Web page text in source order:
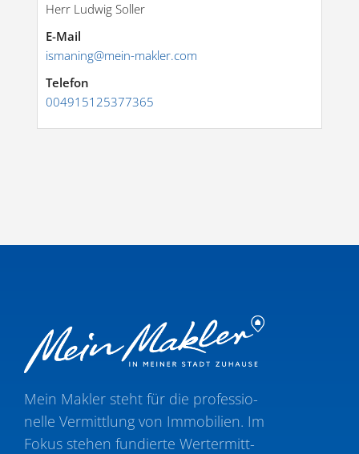
Herr Ludwig Soller
E-Mail
ismaning@mein-makler.com
Telefon
004915125377365
Mein Makler steht für die profes­sio­
nelle Vermittlung von Immobilien. Im
Fokus stehen fundierte Wertermitt­